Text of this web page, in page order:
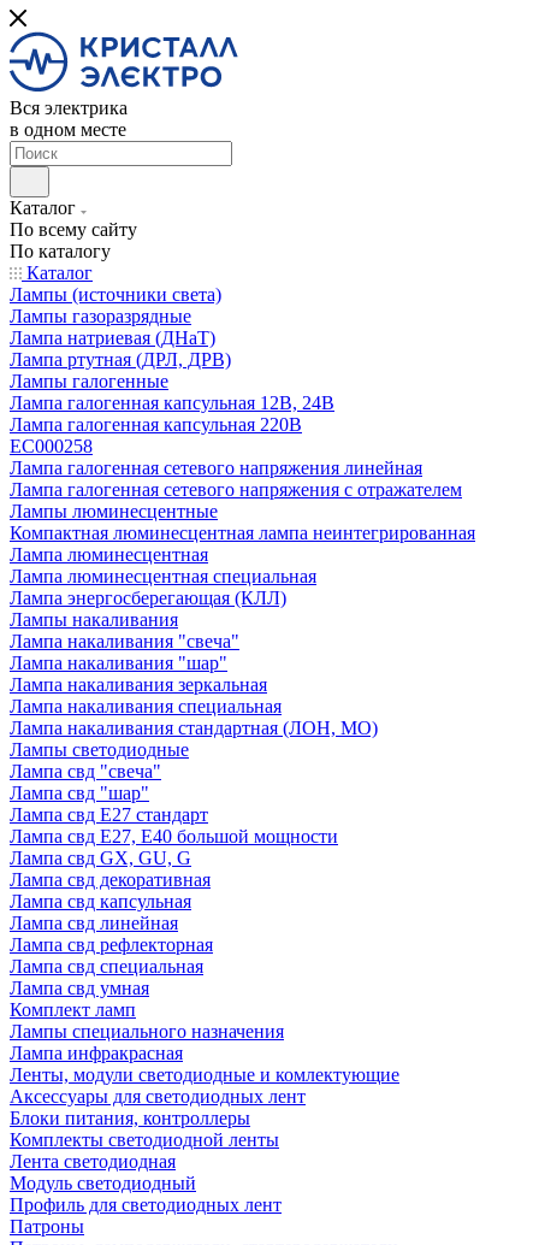
Вся электрика
в одном месте
Каталог
По всему сайту
По каталогу
Каталог
Лампы (источники света)
Лампы газоразрядные
Лампа натриевая (ДНаТ)
Лампа ртутная (ДРЛ, ДРВ)
Лампы галогенные
Лампа галогенная капсульная 12В, 24В
Лампа галогенная капсульная 220В
EC000258
Лампа галогенная сетевого напряжения линейная
Лампа галогенная сетевого напряжения с отражателем
Лампы люминесцентные
Компактная люминесцентная лампа неинтегрированная
Лампа люминесцентная
Лампа люминесцентная специальная
Лампа энергосберегающая (КЛЛ)
Лампы накаливания
Лампа накаливания "свеча"
Лампа накаливания "шар"
Лампа накаливания зеркальная
Лампа накаливания специальная
Лампа накаливания стандартная (ЛОН, МО)
Лампы светодиодные
Лампа свд "свеча"
Лампа свд "шар"
Лампа свд E27 стандарт
Лампа свд E27, Е40 большой мощности
Лампа свд GX, GU, G
Лампа свд декоративная
Лампа свд капсульная
Лампа свд линейная
Лампа свд рефлекторная
Лампа свд специальная
Лампа свд умная
Комплект ламп
Лампы специального назначения
Лампа инфракрасная
Ленты, модули светодиодные и комлектующие
Аксессуары для светодиодных лент
Блоки питания, контроллеры
Комплекты светодиодной ленты
Лента светодиодная
Модуль светодиодный
Профиль для светодиодных лент
Патроны